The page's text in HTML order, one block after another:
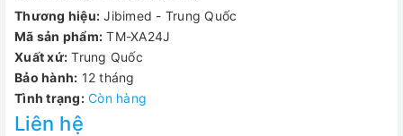
Thương hiệu: Jibimed - Trung Quốc
Mã sản phẩm: TM-XA24J
Xuất xứ: Trung Quốc
Bảo hành: 12 tháng
Tình trạng: Còn hàng
Liên hệ